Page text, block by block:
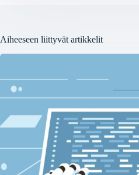
Aiheeseen liittyvät artikkelit